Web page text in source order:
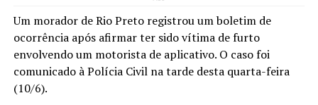
Um morador de Rio Preto registrou um boletim de
ocorrência após afirmar ter sido vítima de furto
envolvendo um motorista de aplicativo. O caso foi
comunicado à Polícia Civil na tarde desta quarta-feira
(10/6).